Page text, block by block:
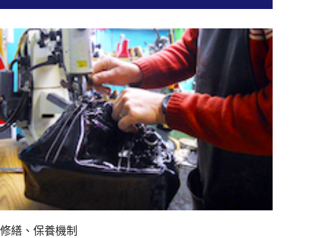
修繕、保養機制